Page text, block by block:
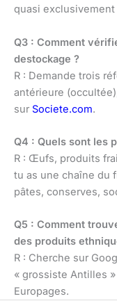
quasi exclusivement
Q3 : Comment
destockage ?
R : Demande trois
antérieure
sur Societe.com.
Q4 : Quels sont les
R : Œufs, produits
tu as une chaîne du
pâtes, conserves,
Q5 : Comment
des produits
R : Cherche sur
« grossiste Antilles
Europages.